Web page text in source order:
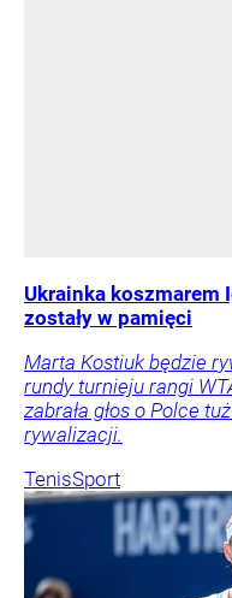
Ukrainka koszmarem
zostały w pamięci
Marta Kostiuk będzie
rundy turnieju rangi
zabrała głos o Polce
rywalizacji.
TenisSport